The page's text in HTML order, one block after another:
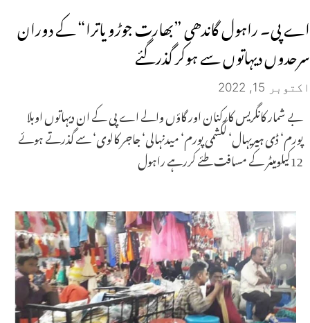
اے پی۔ راہول گاندھی ”بھارت جوڑو یاترا“ کے دوران
سرحدوں دیہاتوں سے ہوکر گذرگئے
اکتوبر 15, 2022
بے شمار کانگریس کارکنان اور گاؤں والے اے پی کے ان دیہاتوں اوبلا
پورم‘ ڈی ہیریہال‘ لکشمی پورم‘ میدنہالی‘ جاجر کالوی‘ سے گذرتے ہوئے
12کیلومیٹر کے مسافت طئے کررہے راہول